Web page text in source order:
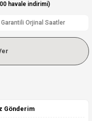
havale indirimi)
Orjinal Saatler
Gönderim